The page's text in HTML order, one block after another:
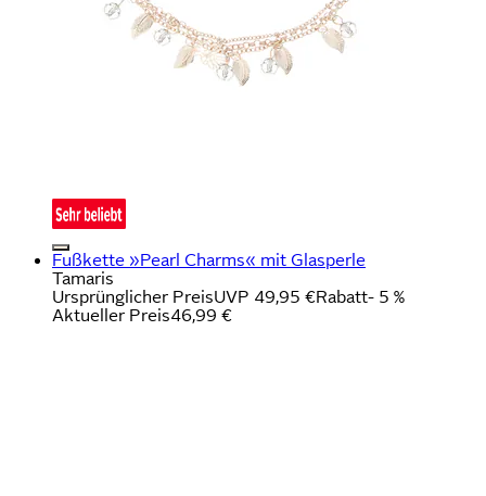
Fußkette »Pearl Charms« mit Glasperle
Tamaris
Ursprünglicher PreisUVP 49,95 €Rabatt- 5 %
Aktueller Preis46,99 €